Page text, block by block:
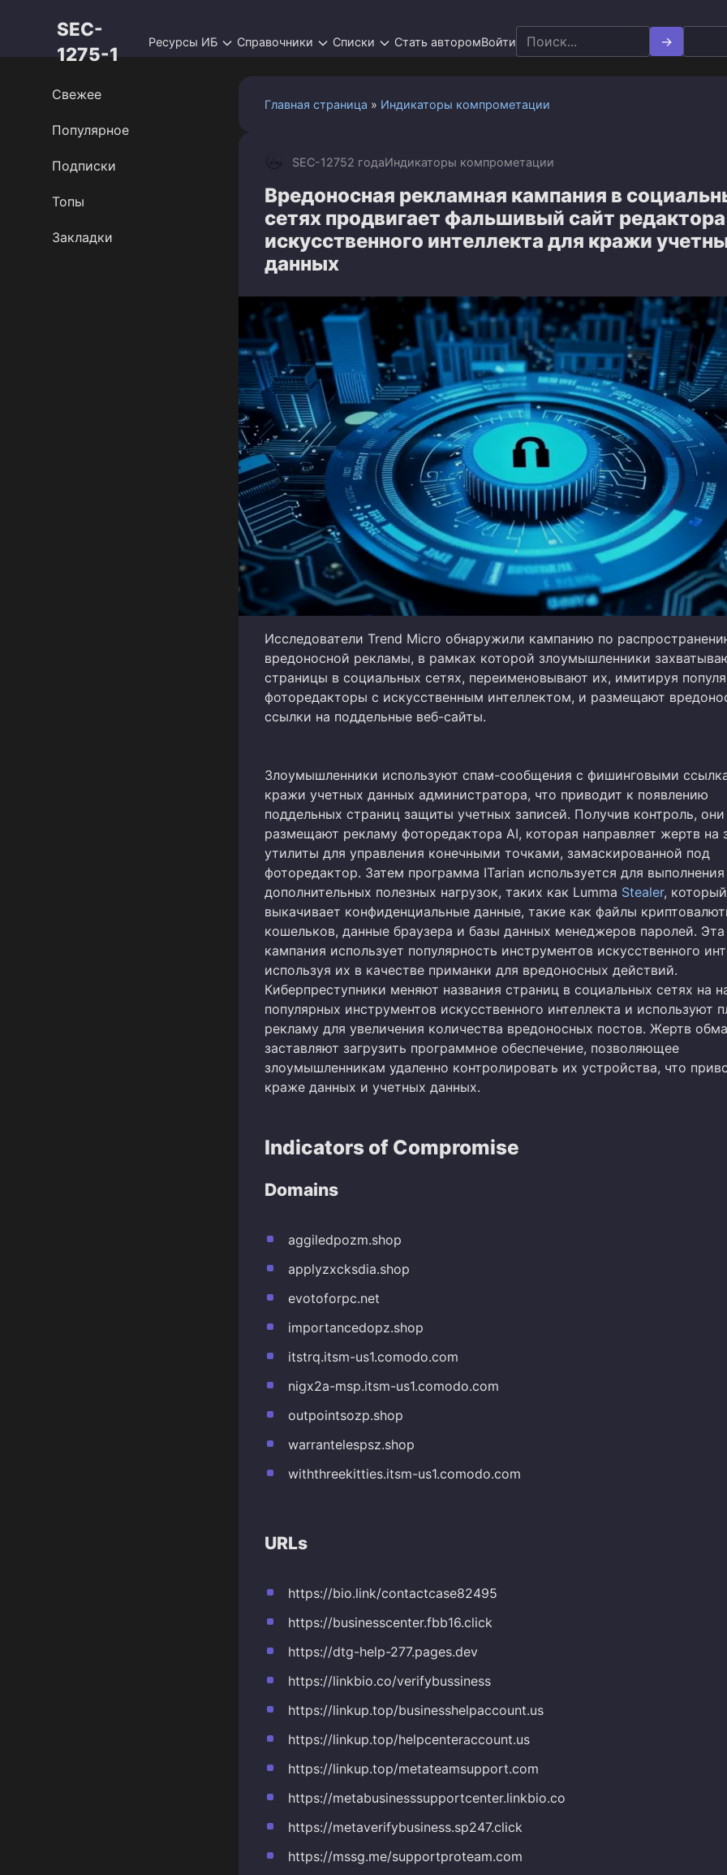
SEC-
1275-1
Ресурсы ИБ Справочники Списки Стать авторомВойти
Search
for:
Главная страница » Индикаторы компрометации
SEC-12752 годаИндикаторы компрометации
Вредоносная рекламная кампания в
сетях продвигает фальшивый сайт редактора
искусственного интеллекта для кражи
данных
Исследователи Trend Micro обнаружили кампанию по
вредоносной рекламы, в рамках которой злоумышленники
страницы в социальных сетях, переименовывают их, имитируя
фоторедакторы с искусственным интеллектом, и размещают
ссылки на поддельные веб-сайты.
Злоумышленники используют спам-сообщения с фишинговыми
кражи учетных данных администратора, что приводит к появлению
поддельных страниц защиты учетных записей. Получив контроль, они
размещают рекламу фоторедактора AI, которая направляет жертв на
утилиты для управления конечными точками, замаскированной под
фоторедактор. Затем программа ITarian используется для выполнения
дополнительных полезных нагрузок, таких как Lumma Stealer, который
выкачивает конфиденциальные данные, такие как файлы
кошельков, данные браузера и базы данных менеджеров паролей. Эта
кампания использует популярность инструментов искусственного
используя их в качестве приманки для вредоносных действий.
Киберпреступники меняют названия страниц в социальных сетях на
популярных инструментов искусственного интеллекта и используют
рекламу для увеличения количества вредоносных постов. Жертв
заставляют загрузить программное обеспечение, позволяющее
злоумышленникам удаленно контролировать их устройства, что
краже данных и учетных данных.
Indicators of Compromise
Domains
aggiledpozm.shop
applyzxcksdia.shop
evotoforpc.net
importancedopz.shop
itstrq.itsm-us1.comodo.com
nigx2a-msp.itsm-us1.comodo.com
outpointsozp.shop
warrantelespsz.shop
withthreekitties.itsm-us1.comodo.com
URLs
https://bio.link/contactcase82495
https://businesscenter.fbb16.click
https://dtg-help-277.pages.dev
https://linkbio.co/verifybussiness
https://linkup.top/businesshelpaccount.us
https://linkup.top/helpcenteraccount.us
https://linkup.top/metateamsupport.com
https://metabusinesssupportcenter.linkbio.co
https://metaverifybusiness.sp247.click
https://mssg.me/supportproteam.com
Свежее
Популярное
Подписки
Топы
Закладки